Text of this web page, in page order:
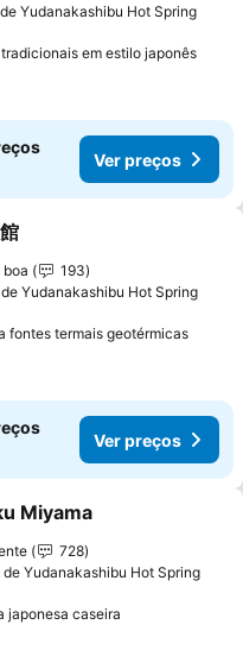
Yudanakashibu Hot Spring
em estilo japonêsVer
Ver preços
aos favoritos
193
Yudanakashibu Hot Spring
fontes termais geotérmicasVer
Ver preços
aos favoritos
Miyama
728
de Yudanakashibu Hot Spring
japonesa caseira